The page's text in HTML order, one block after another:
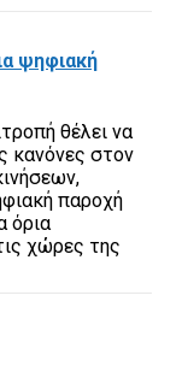
ψηφιακή
θέλει να
κανόνες στον
παροχή
όρια
χώρες της